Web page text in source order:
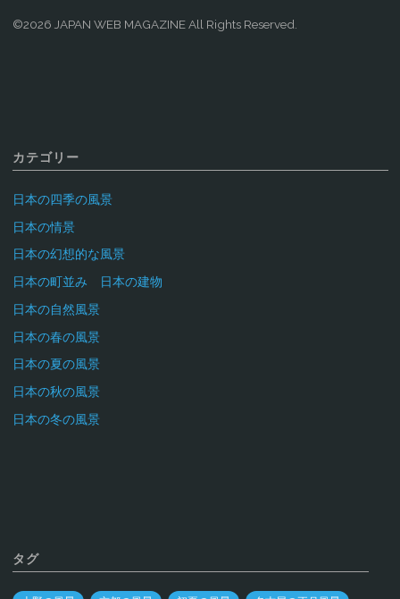
©2026 JAPAN WEB MAGAZINE All Rights Reserved.
カテゴリー
日本の四季の風景
日本の情景
日本の幻想的な風景
日本の町並み 日本の建物
日本の自然風景
日本の春の風景
日本の夏の風景
日本の秋の風景
日本の冬の風景
タグ